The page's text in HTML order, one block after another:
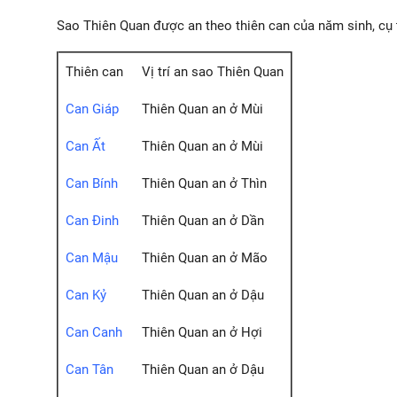
Sao Thiên Quan được an theo thiên can của năm sinh, cụ
Thiên can Vị trí an sao Thiên Quan
Can Giáp Thiên Quan an ở Mùi
Can Ất Thiên Quan an ở Mùi
Can Bính Thiên Quan an ở Thìn
Can Đinh Thiên Quan an ở Dần
Can Mậu Thiên Quan an ở Mão
Can Kỷ Thiên Quan an ở Dậu
Can Canh Thiên Quan an ở Hợi
Can Tân Thiên Quan an ở Dậu